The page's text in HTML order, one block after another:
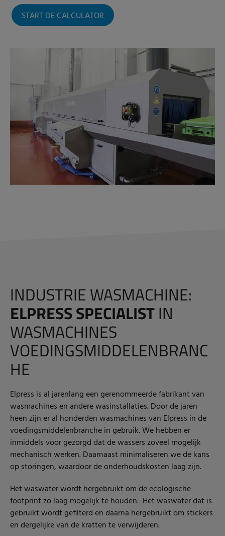
START DE CALCULATOR
INDUSTRIE WASMACHINE:
ELPRESS SPECIALISTIN
WASMACHINES
VOEDINGSMIDDELENBRANC
HE
Elpress is al jarenlang een gerenommeerde fabrikant van
wasmachines en andere wasinstallaties. Door de jaren
heen zijn er al honderden wasmachines van Elpress in de
voedingsmiddelenbranche in gebruik. We hebben er
inmiddels voor gezorgd dat de wassers zoveel mogelijk
mechanisch werken. Daarnaast minimaliseren we de kans
op storingen, waardoor de onderhoudskosten laag zijn.
Het waswater wordt hergebruikt om de ecologische
footprint zo laag mogelijk te houden. Het waswater dat is
gebruikt wordt gefilterd en daarna hergebruikt om stickers
en dergelijke van de kratten te verwijderen.